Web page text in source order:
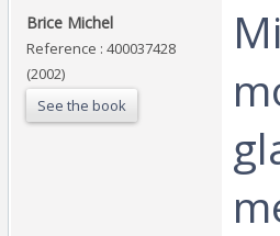
‎Brice Michel‎
Reference : 400037428
(2002)
See the book